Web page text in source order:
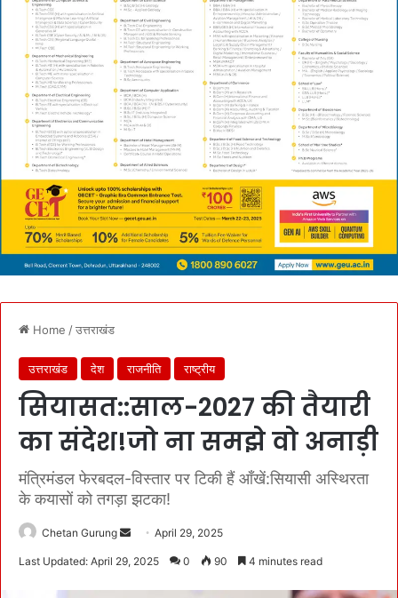
Home /उत्तराखंड
उत्तराखंड देश राजनीति राष्ट्रीय
सियासत::साल-2027 की तैयारी
का संदेश!जो ना समझे वो अनाड़ी
मंत्रिमंडल फेरबदल-विस्तार पर टिकी हैं आँखें:सियासी अस्थिरता
के कयासों को तगड़ा झटका!
Chetan Gurung April 29, 2025
Last Updated: April 29, 2025 0 90 4 minutes read